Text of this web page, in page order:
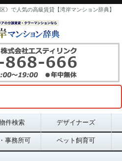
》で人気の高級賃貸【湾岸マンション辞典】
件検索 デザイナーズ
事務所可 ペット飼育可